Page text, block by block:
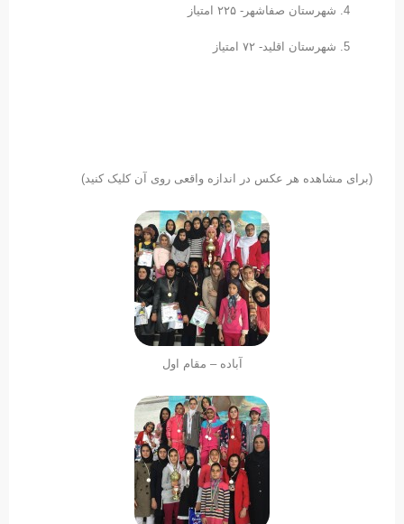
شهرستان صفاشهر- ۲۲۵ امتیاز
شهرستان اقلید- ۷۲ امتیاز
(برای مشاهده هر عکس در اندازه واقعی روی آن کلیک کنید)
آباده – مقام اول